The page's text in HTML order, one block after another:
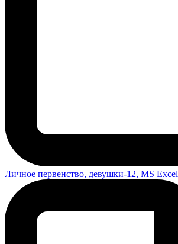
Личное первенство, девушки-12, MS Excel